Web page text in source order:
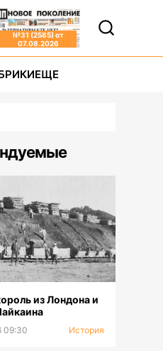
№31 (2585) от
07.08.2026
ЕЩЕ
из Лондона и
09:30 История